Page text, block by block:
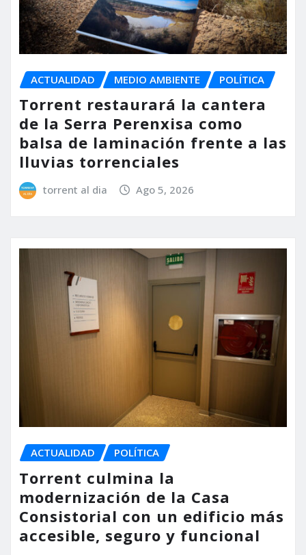
ACTUALIDAD MEDIO AMBIENTE POLÍTICA
Torrent restaurará la cantera
de la Serra Perenxisa como
balsa de laminación frente a las
lluvias torrenciales
torrent al dia Ago 5, 2026
ACTUALIDAD POLÍTICA
Torrent culmina la
modernización de la Casa
Consistorial con un edificio más
accesible, seguro y funcional